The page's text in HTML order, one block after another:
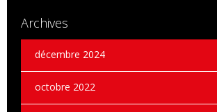
Archives
décembre 2024
octobre 2022